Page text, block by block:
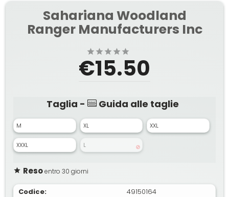
Sahariana Woodland
Ranger Manufacturers Inc
€15.50
Taglia - Guida alle taglie
M XL XXL
XXXL L
Resoentro 30 giorni
Codice:
49150164